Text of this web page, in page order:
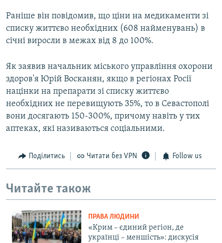
Раніше він повідомив, що ціни на медикаменти зі
списку життєво необхідних (608 найменувань) в
січні виросли в межах від 8 до 100%.
Як заявив начальник міського управління охорони
здоров'я Юрій Восканян, якщо в регіонах Росії
націнки на препарати зі списку життєво
необхідних не перевищують 35%, то в Севастополі
вони досягають 150-300%, причому навіть у тих
аптеках, які називаються соціальними.
Поділитись Читати без VPN Follow us
Читайте також
ПРАВА ЛЮДИНИ
«Крим – єдиний регіон, де
українці – меншість»: дискусія